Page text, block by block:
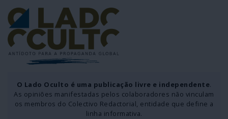
O Lado Oculto é uma publicação livre e independente.
As opiniões manifestadas pelos colaboradores não vinculam
os membros do Colectivo Redactorial, entidade que define a
linha informativa.